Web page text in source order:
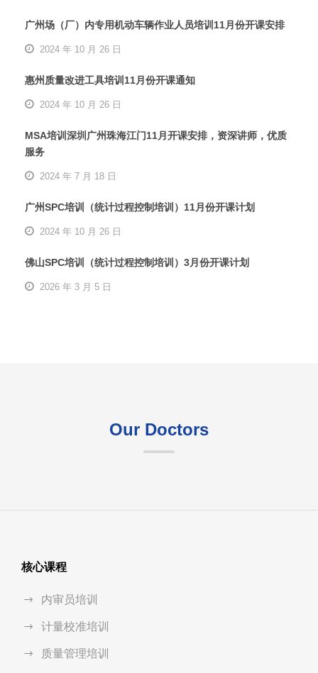
广州场（厂）内专用机动车辆作业人员培训11月份开课安排
2024 年 10 月 26 日
惠州质量改进工具培训11月份开课通知
2024 年 10 月 26 日
MSA培训深圳广州珠海江门11月开课安排，资深讲师，优质
服务
2024 年 7 月 18 日
广州SPC培训（统计过程控制培训）11月份开课计划
2024 年 10 月 26 日
佛山SPC培训（统计过程控制培训）3月份开课计划
2026 年 3 月 5 日
Our Doctors
核心课程
内审员培训
计量校准培训
质量管理培训